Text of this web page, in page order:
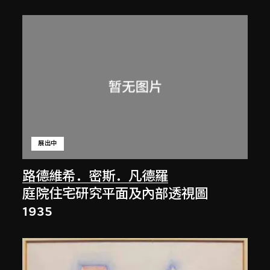
路德維希．密斯．凡德羅
展出中
庭院住宅研究平面及內部透視圖
1935